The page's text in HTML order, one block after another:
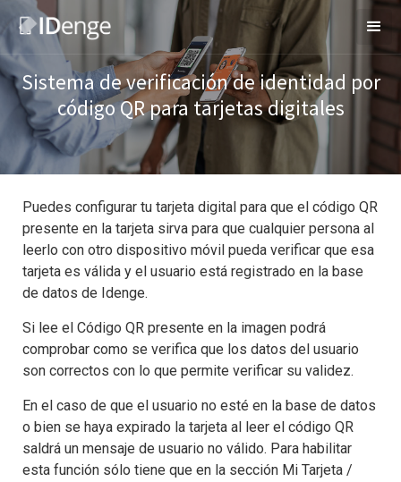
Sistema de verificación de identidad por
código QR para tarjetas digitales
Puedes configurar tu tarjeta digital para que el código QR
presente en la tarjeta sirva para que cualquier persona al
leerlo con otro dispositivo móvil pueda verificar que esa
tarjeta es válida y el usuario está registrado en la base
de datos de Idenge.
Si lee el Código QR presente en la imagen podrá
comprobar como se verifica que los datos del usuario
son correctos con lo que permite verificar su validez.
En el caso de que el usuario no esté en la base de datos
o bien se haya expirado la tarjeta al leer el código QR
saldrá un mensaje de usuario no válido. Para habilitar
esta función sólo tiene que en la sección Mi Tarjeta /